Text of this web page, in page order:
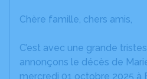
Chère famille, chers amis,
C’est avec une grande
annonçons le décès de
mercredi 01 octobre 2025 à